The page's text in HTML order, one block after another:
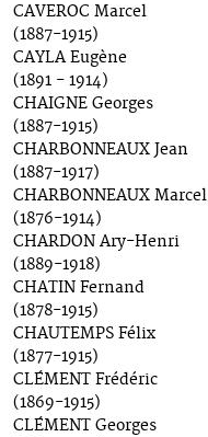
CAVEROC Marcel
(1887-1915)
CAYLA Eugène
(1891 - 1914)
CHAIGNE Georges
(1887-1915)
CHARBONNEAUX Jean
(1887-1917)
CHARBONNEAUX Marcel
(1876-1914)
CHARDON Ary-Henri
(1889-1918)
CHATIN Fernand
(1878-1915)
CHAUTEMPS Félix
(1877-1915)
CLÉMENT Frédéric
(1869-1915)
CLÉMENT Georges